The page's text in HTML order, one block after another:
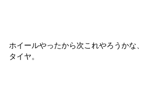
ホイールやったから次これやろうかな、
タイヤ。